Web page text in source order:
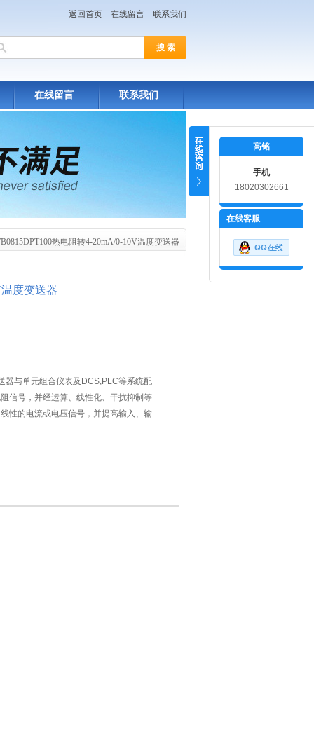
返回首页 在线留言 联系我们
在线留言 联系我们
热电阻转4-20mA/0-10V温度变送器
度变送器
器与单元组合仪表及DCS,PLC等系统配
信号，并经运算、线性化、干扰抑制等
性的电流或电压信号，并提高输入、输
高铭
手机
18020302661
在线客服